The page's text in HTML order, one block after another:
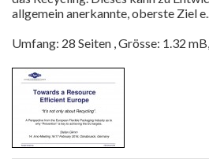
allgemein anerkannte, oberste Ziel e
Umfang: 28 Seiten , Grösse: 1.32